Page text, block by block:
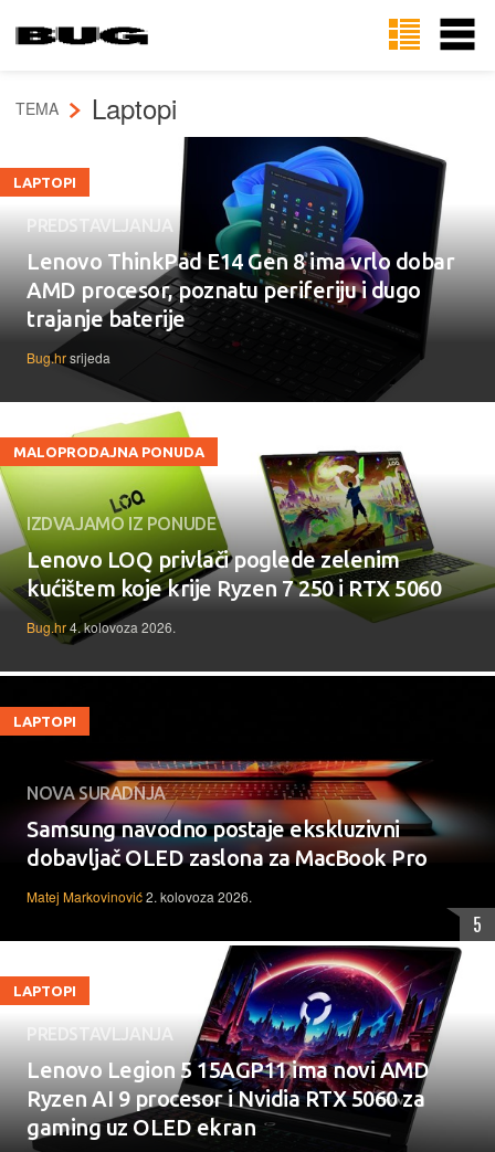
TEMA Laptopi
LAPTOPI
PREDSTAVLJANJA
Lenovo ThinkPad E14 Gen 8 ima vrlo dobar
AMD procesor, poznatu periferiju i dugo
trajanje baterije
Bug.hrsrijeda
MALOPRODAJNA PONUDA
IZDVAJAMO IZ PONUDE
Lenovo LOQ privlači poglede zelenim
kućištem koje krije Ryzen 7 250 i RTX 5060
Bug.hr4. kolovoza 2026.
LAPTOPI
NOVA SURADNJA
Samsung navodno postaje ekskluzivni
dobavljač OLED zaslona za MacBook Pro
Matej Markovinović2. kolovoza 2026.
5
LAPTOPI
PREDSTAVLJANJA
Lenovo Legion 5 15AGP11 ima novi AMD
Ryzen AI 9 procesor i Nvidia RTX 5060 za
gaming uz OLED ekran